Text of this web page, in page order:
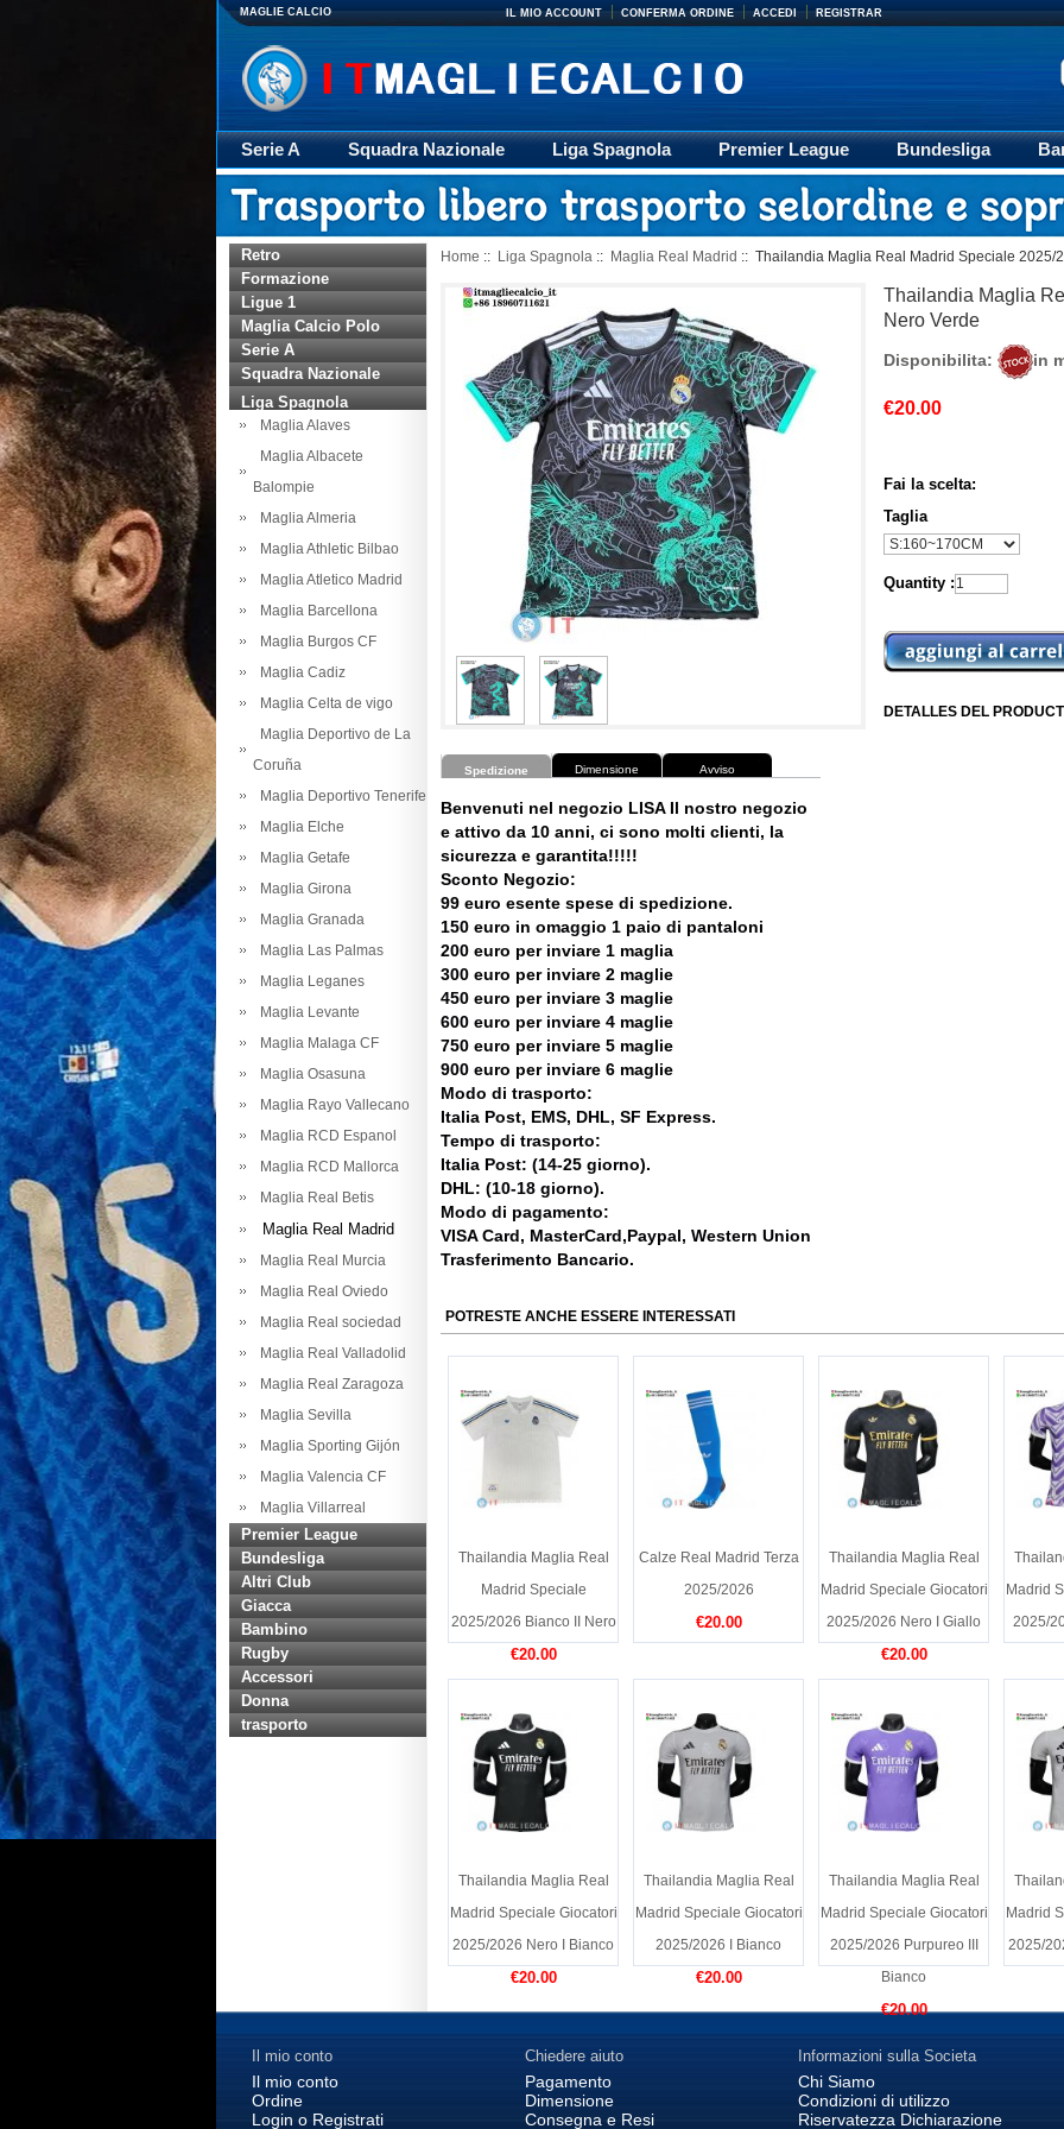
MAGLIE CALCIO IL MIO ACCOUNT CONFERMA ORDINE ACCEDI REGISTRAR
Serie A Squadra Nazionale Liga Spagnola Premier League Bundesliga
Giacca
Rugby trasporto Retro Formazione
Retro
Formazione
Ligue 1
Maglia Calcio Polo
Serie A
Squadra Nazionale
Liga Spagnola
Maglia Alaves
Maglia Albacete
Balompie
Maglia Almeria
Maglia Athletic Bilbao
Maglia Atletico Madrid
Maglia Barcellona
Maglia Burgos CF
Maglia Cadiz
Maglia Celta de vigo
Maglia Deportivo de La
Coruña
Maglia Deportivo Tenerife
Maglia Elche
Maglia Getafe
Maglia Girona
Maglia Granada
Maglia Las Palmas
Maglia Leganes
Maglia Levante
Maglia Malaga CF
Maglia Osasuna
Maglia Rayo Vallecano
Maglia RCD Espanol
Maglia RCD Mallorca
Maglia Real Betis
Maglia Real Madrid
Maglia Real Murcia
Maglia Real Oviedo
Maglia Real sociedad
Maglia Real Valladolid
Maglia Real Zaragoza
Maglia Sevilla
Maglia Sporting Gijón
Maglia Valencia CF
Maglia Villarreal
Premier League
Bundesliga
Altri Club
Giacca
Bambino
Rugby
Accessori
Donna
trasporto
Home :: Liga Spagnola :: Maglia Real Madrid :: Thailandia Maglia Real Madrid Speciale 2025/
Spedizione Dimensione Avviso
Benvenuti nel negozio LISA Il nostro negozio
e attivo da 10 anni, ci sono molti clienti, la
sicurezza e garantita!!!!!
Sconto Negozio:
99 euro esente spese di spedizione.
150 euro in omaggio 1 paio di pantaloni
200 euro per inviare 1 maglia
300 euro per inviare 2 maglie
450 euro per inviare 3 maglie
600 euro per inviare 4 maglie
750 euro per inviare 5 maglie
900 euro per inviare 6 maglie
Modo di trasporto:
Italia Post, EMS, DHL, SF Express.
Tempo di trasporto:
Italia Post: (14-25 giorno).
DHL: (10-18 giorno).
Modo di pagamento:
VISA Card, MasterCard,Paypal, Western Union
Trasferimento Bancario.
Thailandia Maglia
Nero Verde
Disponibilita: in
€20.00
Fai la scelta:
Taglia
Quantity :
DETALLES DEL
POTRESTE ANCHE ESSERE INTERESSATI
Thailandia Maglia Real
Madrid Speciale
2025/2026 Bianco II Nero
€20.00
Calze Real Madrid Terza
2025/2026
€20.00
Thailandia Maglia Real
Madrid Speciale Giocatori
2025/2026 Nero I Giallo
€20.00
Madrid
2025/
Thailandia Maglia Real
Madrid Speciale Giocatori
2025/2026 Nero I Bianco
€20.00
Thailandia Maglia Real
Madrid Speciale Giocatori
2025/2026 I Bianco
€20.00
Thailandia Maglia Real
Madrid Speciale Giocatori
2025/2026 Purpureo III
Bianco
€20.00
Madrid
2025/
Il mio conto
Il mio conto
Ordine
Login o Registrati
Chiedere aiuto
Pagamento
Dimensione
Consegna e Resi
Informazioni sulla Societa
Chi Siamo
Condizioni di utilizzo
Riservatezza Dichiarazione